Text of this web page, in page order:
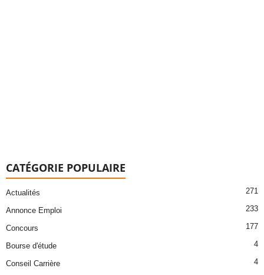
CATÉGORIE POPULAIRE
Actualités 271
Annonce Emploi 233
Concours 177
Bourse d'étude 4
Conseil Carrière 4